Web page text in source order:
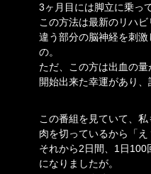
3ヶ月目には脚立に乗っ
この方法は最新のリハ
違う部分の脳神経を刺
の。
ただ、この方は出血の
開始出来た幸運があり、
この番組を見ていて、
肉を切っているから「
それから2日間、1日100
になりましたが。